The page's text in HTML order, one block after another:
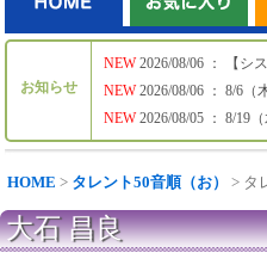
お知らせ
NEW
NEW
NEW
2026/08/06 ： 【シ
2026/08/06 ： 8/6
2026/08/05 ： 8/19
HOME > タレント50音順（お） > タ
大石 昌良